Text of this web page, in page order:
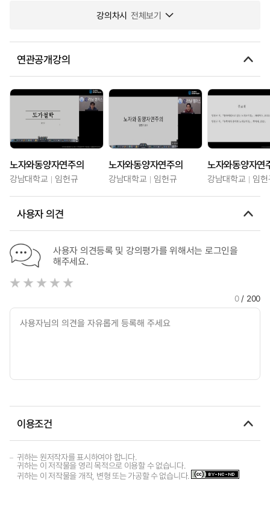
강의차시 전체보기
연관공개강의
노자와동양자연주의
강남대학교 임헌규
노자와동양자연주의
강남대학교 임헌규
노자와동양자연
강남대학교 임
사용자 의견
사용자 의견등록 및 강의평가를 위해서는 로그인을
해주세요.
0/ 200
이용조건
귀하는 원저작자를 표시하여야 합니다.
귀하는 이 저작물을 영리 목적으로 이용할 수 없습니다.
귀하는 이 저작물을 개작, 변형 또는 가공할 수 없습니다.